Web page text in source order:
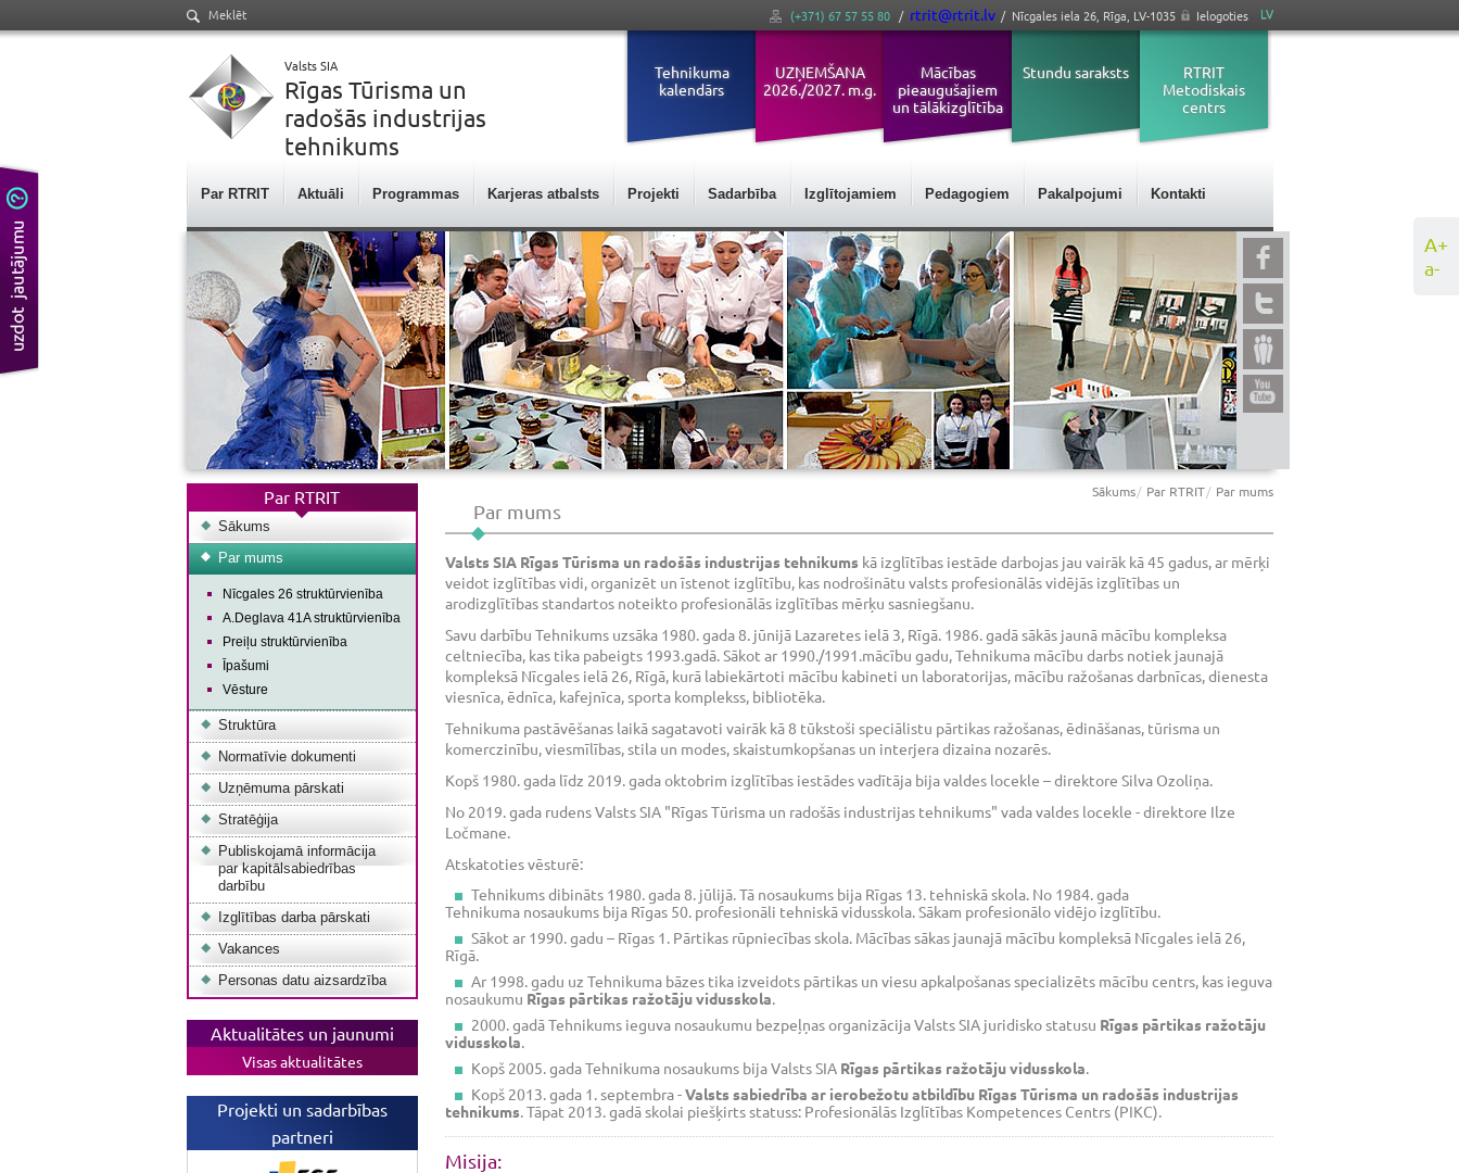
A+
a-
Meklēt (+371) 67 57 55 80 / rtrit@rtrit.lv / Nīcgales iela 26, Rīga, LV-1035 Ielogoties LV
Valsts SIA
Rīgas Tūrisma un
radošās industrijas
tehnikums
Tehnikuma
kalendārs
UZŅEMŠANA
2026./2027. m.g.
Mācības
pieaugušajiem
un tālākizglītība
Stundu saraksts
RTRIT
Metodiskais
centrs
Par RTRIT Aktuāli Programmas Karjeras atbalsts Projekti Sadarbība Izglītojamiem Pedagogiem Pakalpojumi Kontakti
Par RTRIT
Sākums
Par mums
Nīcgales 26 struktūrvienība
A.Deglava 41A struktūrvienība
Preiļu struktūrvienība
Īpašumi
Vēsture
Struktūra
Normatīvie dokumenti
Uzņēmuma pārskati
Stratēģija
Publiskojamā informācija
par kapitālsabiedrības
darbību
Izglītības darba pārskati
Vakances
Personas datu aizsardzība
Aktualitātes un jaunumi
Visas aktualitātes
Projekti un sadarbības
partneri
Sākums Par RTRIT Par mums
Par mums
Valsts SIA Rīgas Tūrisma un radošās industrijas tehnikums kā izglītības iestāde darbojas jau vairāk kā 45 gadus, ar mērķi
veidot izglītības vidi, organizēt un īstenot izglītību, kas nodrošinātu valsts profesionālās vidējās izglītības un
arodizglītības standartos noteikto profesionālās izglītības mērķu sasniegšanu.
Savu darbību Tehnikums uzsāka 1980. gada 8. jūnijā Lazaretes ielā 3, Rīgā. 1986. gadā sākās jaunā mācību kompleksa
celtniecība, kas tika pabeigts 1993.gadā. Sākot ar 1990./1991.mācību gadu, Tehnikuma mācību darbs notiek jaunajā
kompleksā Nīcgales ielā 26, Rīgā, kurā labiekārtoti mācību kabineti un laboratorijas, mācību ražošanas darbnīcas, dienesta
viesnīca, ēdnīca, kafejnīca, sporta komplekss, bibliotēka.
Tehnikuma pastāvēšanas laikā sagatavoti vairāk kā 8 tūkstoši speciālistu pārtikas ražošanas, ēdināšanas, tūrisma un
komerczinību, viesmīlības, stila un modes, skaistumkopšanas un interjera dizaina nozarēs.
Kopš 1980. gada līdz 2019. gada oktobrim izglītības iestādes vadītāja bija valdes locekle – direktore Silva Ozoliņa.
No 2019. gada rudens Valsts SIA "Rīgas Tūrisma un radošās industrijas tehnikums" vada valdes locekle - direktore Ilze
Ločmane.
Atskatoties vēsturē:
Tehnikums dibināts 1980. gada 8. jūlijā. Tā nosaukums bija Rīgas 13. tehniskā skola. No 1984. gada
Tehnikuma nosaukums bija Rīgas 50. profesionāli tehniskā vidusskola. Sākam profesionālo vidējo izglītību.
Sākot ar 1990. gadu – Rīgas 1. Pārtikas rūpniecības skola. Mācības sākas jaunajā mācību kompleksā Nīcgales ielā 26,
Rīgā.
Ar 1998. gadu uz Tehnikuma bāzes tika izveidots pārtikas un viesu apkalpošanas specializēts mācību centrs, kas ieguva
nosaukumu Rīgas pārtikas ražotāju vidusskola.
2000. gadā Tehnikums ieguva nosaukumu bezpeļņas organizācija Valsts SIA juridisko statusu Rīgas pārtikas ražotāju
vidusskola.
Kopš 2005. gada Tehnikuma nosaukums bija Valsts SIA Rīgas pārtikas ražotāju vidusskola.
Kopš 2013. gada 1. septembra -Valsts sabiedrība ar ierobežotu atbildību Rīgas Tūrisma un radošās industrijas
tehnikums. Tāpat 2013. gadā skolai piešķirts statuss: Profesionālās Izglītības Kompetences Centrs (PIKC).
Misija: